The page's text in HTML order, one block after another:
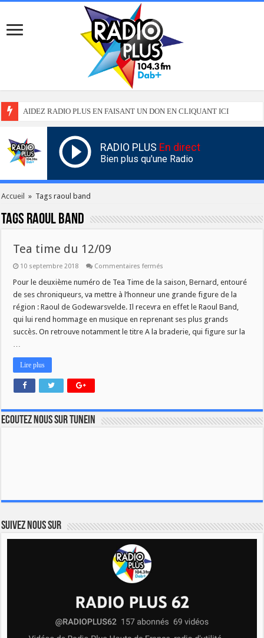
AIDEZ RADIO PLUS EN FAISANT UN DON EN CLIQUANT ICI
RADIO PLUS En direct
Bien plus qu'une Radio
Accueil » Tags raoul band
Tags raoul band
Tea time du 12/09
10 septembre 2018 Commentaires fermés
time
12/09
Pour le deuxième numéro de Tea Time de la saison, Bernard, entouré
de ses chroniqueurs, va mettre à l’honneur une grande figure de la
région : Raoul de Godewarsvelde. Il recevra en effet le Raoul Band,
qui lui rend hommage en musique en reprenant ses plus grands
succès. On retrouve notamment le titre A la braderie, qui figure sur la
…
Lire plus
Ecoutez nous sur TuneIn
Suivez nous sur